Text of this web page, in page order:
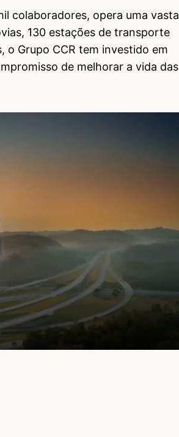
colaboradores, opera uma vasta
130 estações de transporte
o Grupo CCR tem investido em
de melhorar a vida das